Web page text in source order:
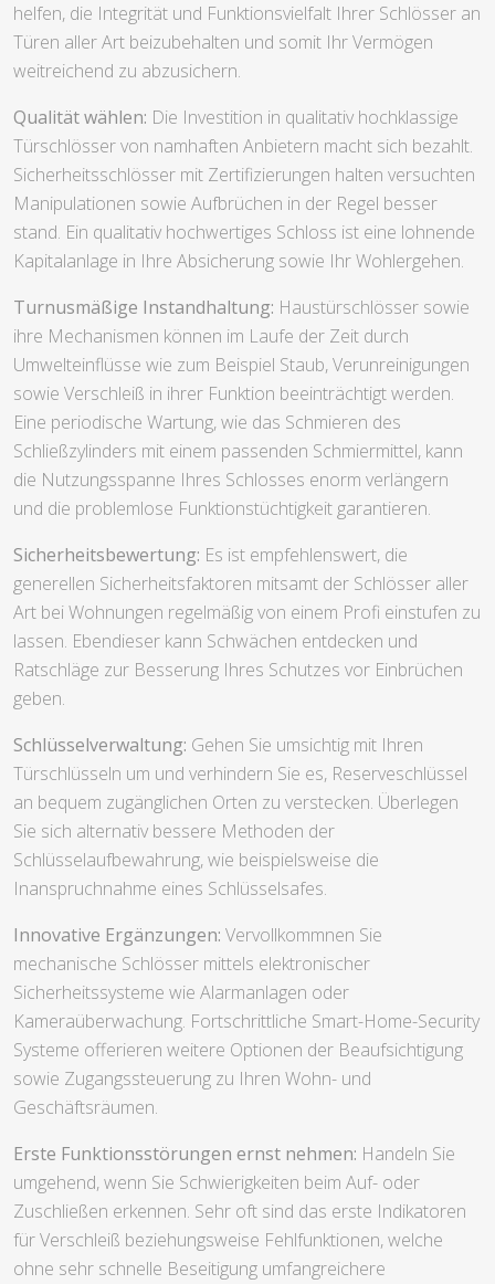
helfen, die Integrität und Funktionsvielfalt Ihrer Schlösser an
Türen aller Art beizubehalten und somit Ihr Vermögen
weitreichend zu abzusichern.
Qualität wählen: Die Investition in qualitativ hochklassige
Türschlösser von namhaften Anbietern macht sich bezahlt.
Sicherheitsschlösser mit Zertifizierungen halten versuchten
Manipulationen sowie Aufbrüchen in der Regel besser
stand. Ein qualitativ hochwertiges Schloss ist eine lohnende
Kapitalanlage in Ihre Absicherung sowie Ihr Wohlergehen.
Turnusmäßige Instandhaltung: Haustürschlösser sowie
ihre Mechanismen können im Laufe der Zeit durch
Umwelteinflüsse wie zum Beispiel Staub, Verunreinigungen
sowie Verschleiß in ihrer Funktion beeinträchtigt werden.
Eine periodische Wartung, wie das Schmieren des
Schließzylinders mit einem passenden Schmiermittel, kann
die Nutzungsspanne Ihres Schlosses enorm verlängern
und die problemlose Funktionstüchtigkeit garantieren.
Sicherheitsbewertung: Es ist empfehlenswert, die
generellen Sicherheitsfaktoren mitsamt der Schlösser aller
Art bei Wohnungen regelmäßig von einem Profi einstufen zu
lassen. Ebendieser kann Schwächen entdecken und
Ratschläge zur Besserung Ihres Schutzes vor Einbrüchen
geben.
Schlüsselverwaltung: Gehen Sie umsichtig mit Ihren
Türschlüsseln um und verhindern Sie es, Reserveschlüssel
an bequem zugänglichen Orten zu verstecken. Überlegen
Sie sich alternativ bessere Methoden der
Schlüsselaufbewahrung, wie beispielsweise die
Inanspruchnahme eines Schlüsselsafes.
Innovative Ergänzungen: Vervollkommnen Sie
mechanische Schlösser mittels elektronischer
Sicherheitssysteme wie Alarmanlagen oder
Kameraüberwachung. Fortschrittliche Smart-Home-Security
Systeme offerieren weitere Optionen der Beaufsichtigung
sowie Zugangssteuerung zu Ihren Wohn- und
Geschäftsräumen.
Erste Funktionsstörungen ernst nehmen: Handeln Sie
umgehend, wenn Sie Schwierigkeiten beim Auf- oder
Zuschließen erkennen. Sehr oft sind das erste Indikatoren
für Verschleiß beziehungsweise Fehlfunktionen, welche
ohne sehr schnelle Beseitigung umfangreichere